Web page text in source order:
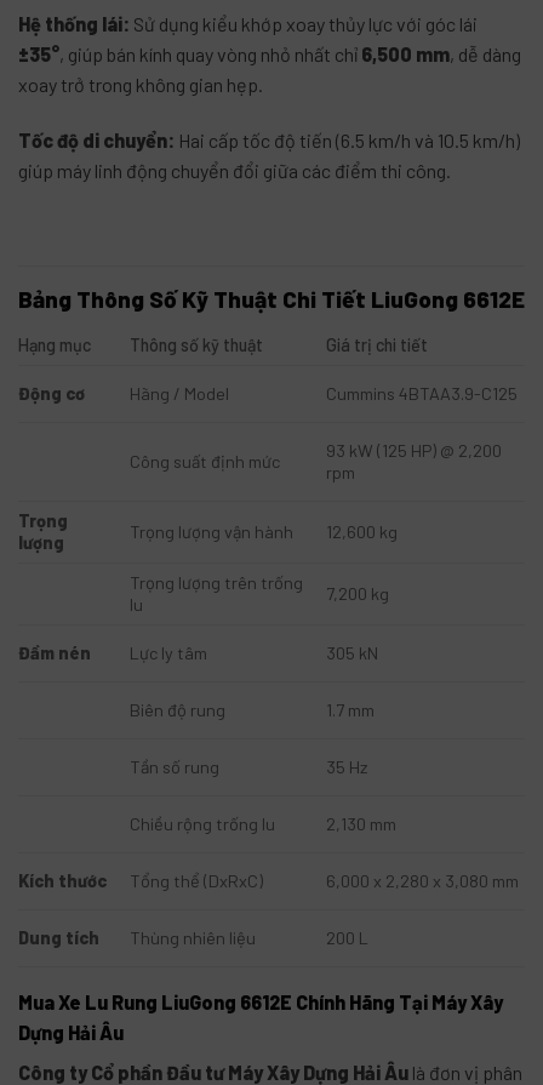
Hệ thống lái: Sử dụng kiểu khớp xoay thủy lực với góc lái
±35°, giúp bán kính quay vòng nhỏ nhất chỉ 6,500 mm, dễ dàng
xoay trở trong không gian hẹp.
Tốc độ di chuyển: Hai cấp tốc độ tiến (6.5 km/h và 10.5 km/h)
giúp máy linh động chuyển đổi giữa các điểm thi công
Bảng Thông Số Kỹ Thuật Chi Tiết LiuGong 6612E
Hạng mục Thông số kỹ thuật Giá trị chi tiết
Động cơ Hãng / Model Cummins 4BTAA3.9-C125
Công suất định mức
93 kW (125 HP) @ 2,200
rpm
Trọng
lượng
Trọng lượng vận hành 12,600 kg
Trọng lượng trên trống
lu
7,200 kg
Đầm nén Lực ly tâm 305 kN
Biên độ rung 1.7 mm
Tần số rung 35 Hz
Chiều rộng trống lu 2,130 mm
Kích thước Tổng thể (DxRxC) 6,000 x 2,280 x 3,080 mm
Dung tích Thùng nhiên liệu 200 L
Mua Xe Lu Rung LiuGong 6612E Chính Hãng Tại Máy Xây
Dựng Hải Âu
Công ty Cổ phần Đầu tư Máy Xây Dựng Hải Âu là đơn vị phân